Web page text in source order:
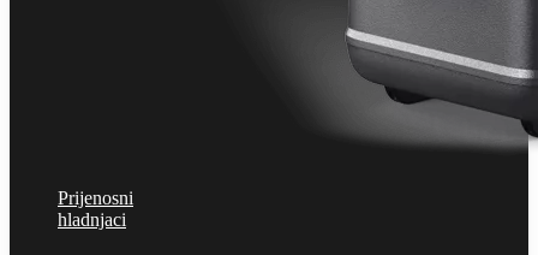
Prijenosni
hladnjaci